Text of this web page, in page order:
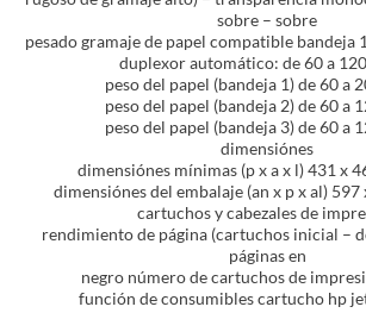
sobre – sobre
pesado gramaje de papel compatible bandeja
duplexor automático: de 60 a 120
peso del papel (bandeja 1) de 60 a
peso del papel (bandeja 2) de 60 a
peso del papel (bandeja 3) de 60 a
dimensiónes
dimensiónes mínimas (p x a x l) 431 x
dimensiónes del embalaje (an x p x al) 597
cartuchos y cabezales de
rendimiento de página (cartuchos inicial –
páginas en
negro número de cartuchos de
función de consumibles cartucho hp